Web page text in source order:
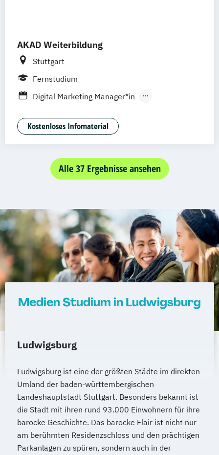
AKAD Weiterbildung
Stuttgart
Fernstudium
Digital Marketing Manager*in
Spezialist*in für digitale Geschäftsmodelle
Kostenloses Infomaterial
Alle 37 Ergebnisse ansehen
Medien Studium in Ludwigsburg
Ludwigsburg
Ludwigsburg ist eine der größten Städte im direkten
Umland der baden-württembergischen
Landeshauptstadt Stuttgart. Besonders bekannt ist
die Stadt mit ihren rund 93.000 Einwohnern für ihre
barocke Geschichte. Das barocke Flair ist nicht nur
am berühmten Residenzschloss und den prächtigen
Parkanlagen zu spüren, sondern auch in der